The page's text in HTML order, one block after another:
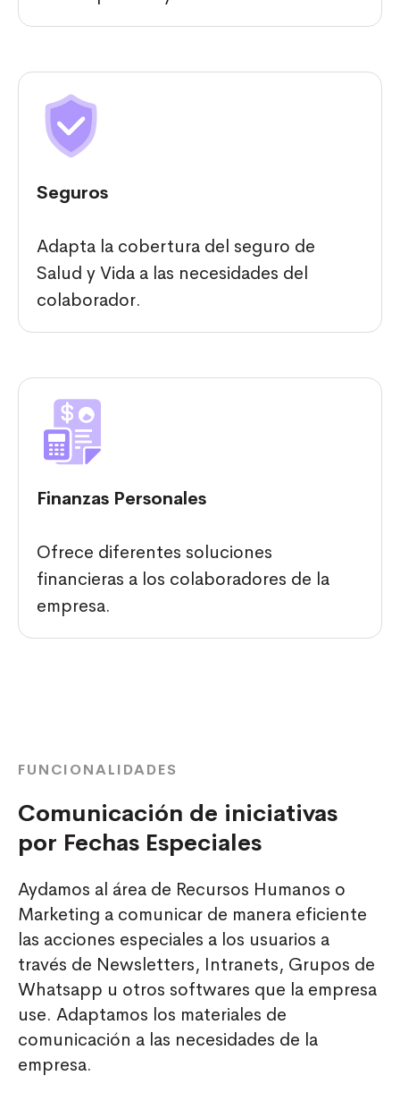
Seguros
Adapta la cobertura del seguro de
Salud y Vida a las necesidades del
colaborador.
Finanzas Personales
Ofrece diferentes soluciones
financieras a los colaboradores de la
empresa.
FUNCIONALIDADES
Comunicación de iniciativas
por Fechas Especiales
Aydamos al área de Recursos Humanos o
Marketing a comunicar de manera eficiente
las acciones especiales a los usuarios a
través de Newsletters, Intranets, Grupos de
Whatsapp u otros softwares que la empresa
use. Adaptamos los materiales de
comunicación a las necesidades de la
empresa.